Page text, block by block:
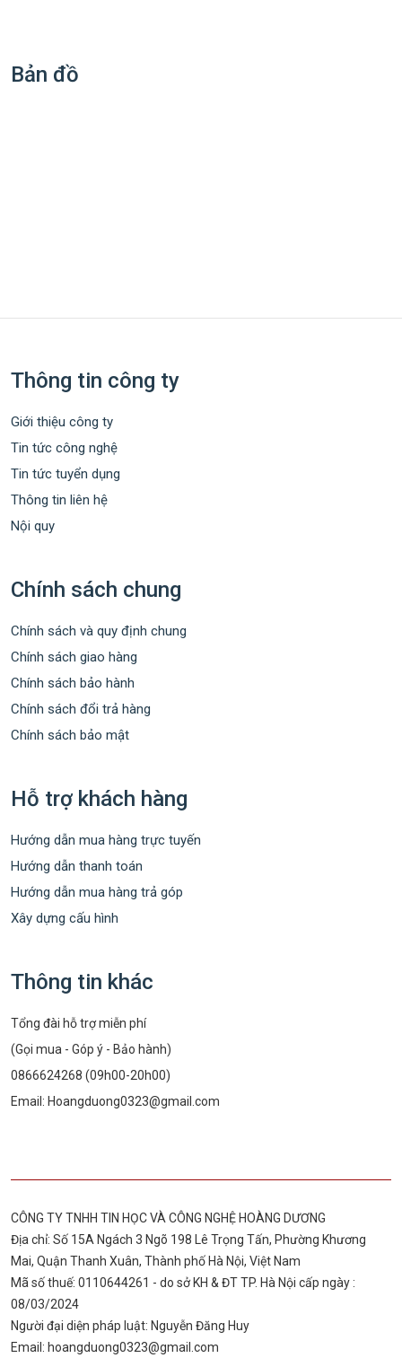
Bản đồ
Thông tin công ty
Giới thiệu công ty
Tin tức công nghệ
Tin tức tuyển dụng
Thông tin liên hệ
Nội quy
Chính sách chung
Chính sách và quy định chung
Chính sách giao hàng
Chính sách bảo hành
Chính sách đổi trả hàng
Chính sách bảo mật
Hỗ trợ khách hàng
Hướng dẫn mua hàng trực tuyến
Hướng dẫn thanh toán
Hướng dẫn mua hàng trả góp
Xây dựng cấu hình
Thông tin khác
Tổng đài hỗ trợ miễn phí
(Gọi mua - Góp ý - Bảo hành)
0866624268 (09h00-20h00)
Email: Hoangduong0323@gmail.com
CÔNG TY TNHH TIN HỌC VÀ CÔNG NGHỆ HOÀNG DƯƠNG
Địa chỉ: Số 15A Ngách 3 Ngõ 198 Lê Trọng Tấn, Phường Khương
Mai, Quận Thanh Xuân, Thành phố Hà Nội, Việt Nam
Mã số thuế: 0110644261 - do sở KH & ĐT TP. Hà Nội cấp ngày :
08/03/2024
Người đại diện pháp luật: Nguyễn Đăng Huy
Email: hoangduong0323@gmail.com